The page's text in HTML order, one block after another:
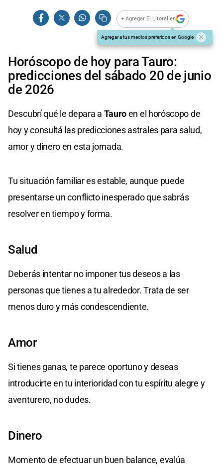
+ Agregar El Litoral en
Agregar a tus medios preferidos en Google
Horóscopo de hoy para Tauro:
predicciones del sábado 20 de junio
de 2026
Descubrí qué le depara a Tauroen el horóscopo de
hoy y consultá las predicciones astrales para salud,
amor y dinero en esta jornada.
Tu situación familiar es estable, aunque puede
presentarse un conflicto inesperado que sabrás
resolver en tiempo y forma.
Salud
Deberás intentar no imponer tus deseos a las
personas que tienes a tu alrededor. Trata de ser
menos duro y más condescendiente.
Amor
Si tienes ganas, te parece oportuno y deseas
introducirte en tu interioridad con tu espíritu alegre y
aventurero, no dudes.
Dinero
Momento de efectuar un buen balance, evalúa